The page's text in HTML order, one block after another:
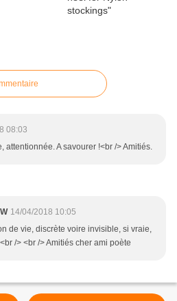
08:03
attentionnée. A savourer !<br /> Amitiés.
14/04/2018 10:05
de vie, discrète voire invisible, si vraie,
/> <br /> Amitiés cher ami poète